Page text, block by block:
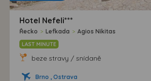
Hotel Nefeli***
Řecko > Lefkada > Agios Nikitas
LAST MINUTE
beze stravy / snídaně
Brno , Ostrava